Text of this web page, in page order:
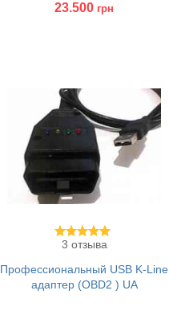
23.500 грн
3 отзыва
Профессиональный USB K-Line
адаптер (OBD2 ) UA